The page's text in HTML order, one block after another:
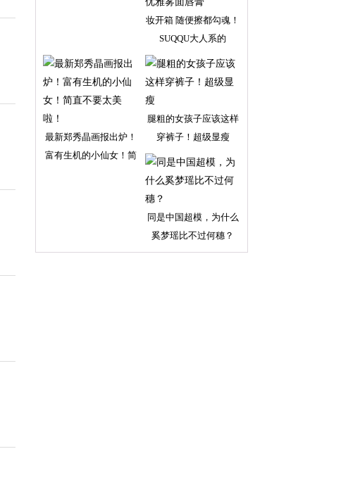
妆开箱 随便擦都勾魂！
SUQQU大人系的
最新郑秀晶画报出炉！
富有生机的小仙女！简
腿粗的女孩子应该这样
穿裤子！超级显瘦
同是中国超模，为什么
奚梦瑶比不过何穗？